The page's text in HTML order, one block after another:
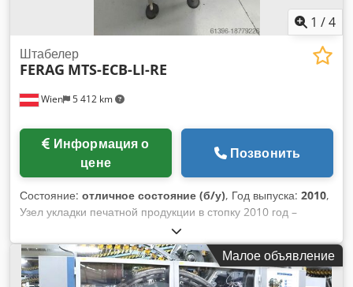
1 /4
Wien 5 412 km
Штабелер
FERAG MTS-ECB-LI-RE
цене
Позвонить
Состояние: отличное состояние (б/у), Год выпуска: 2010,
Узел укладки печатной продукции в стопку 2010 год –
управление Beckhoff Dsdpfx Agsv Sdc Io Eock
Малое объявление